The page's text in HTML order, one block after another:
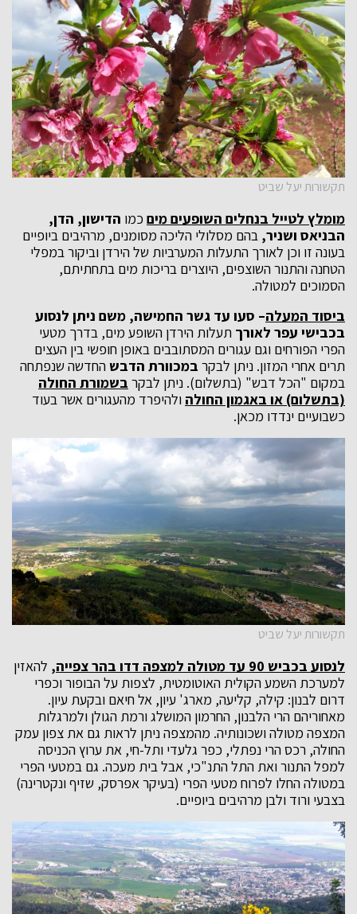
תקשורות יעל שביט
מומלץ לטייל בנחלים השופעים מים כמו הדישון, הדן,
הבניאס ושניר, בהם מסלולי הליכה מסומנים, מרהיבים ביופיים
בעונה זו וכן לאורך התעלות המערביות של הירדן וביקור במפלי
הטחנה והתנור השוצפים, היוצרים בריכות מים בתחתיתם,
הסמוכים למטולה.
ביסוד המעלה– סעו עד גשר החמישה, משם ניתן לנסוע
בכבישי עפר לאורך תעלות הירדן השופע מים, בדרך מטעי
הפרי הפורחים וגם עגורים המסתובבים באופן חופשי בין העצים
תרים אחרי המזון. ניתן לבקר במכוורת הדבשהחדשה שנפתחה
במקום "הכל דבש" (בתשלום). ניתן לבקר בשמורת החולה
(בתשלום) או באגמון החולה ולהיפרד מהעגורים אשר בעוד
כשבועיים ינדדו מכאן.
תקשורות יעל שביט
לנסוע בכביש 90 עד מטולה למצפה דדו בהר צפייה,
להאזין
למערכת השמע הקולית האוטומטית, לצפות על הבופור וכפרי
דרום לבנון: קילה, קליעה, מארג' עיון, אל חיאם ובקעת עיון.
מאחוריהם הרי הלבנון, החרמון המושלג ורמת הגולן ולמרגלות
המצפה מטולה ושכונותיה. מהמצפה ניתן לראות גם את צפון עמק
החולה, רכס הרי נפתלי, כפר גלעדי ותל-חי, את ערוץ הכניסה
למפל התנור ואת התל התנ"כי, אבל בית מעכה. גם במטעי הפרי
במטולה החלו לפרוח מטעי הפרי (בעיקר אפרסק, שזיף ונקטרינה)
בצבעי ורוד ולבן מרהיבים ביופיים.